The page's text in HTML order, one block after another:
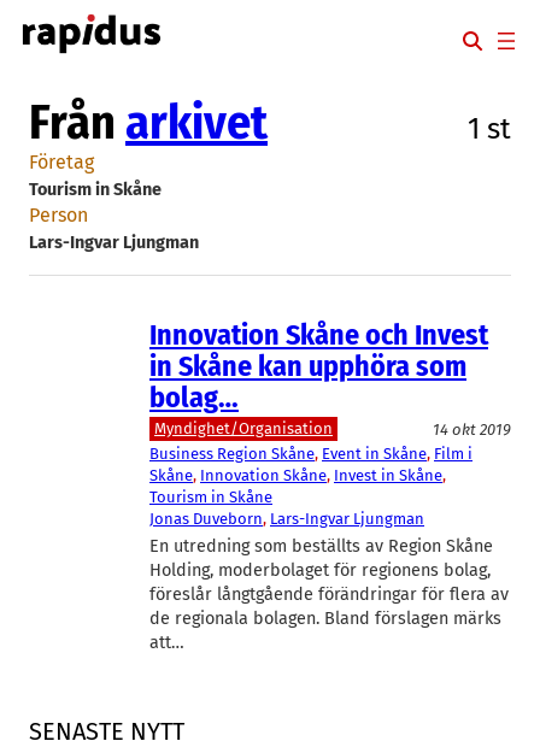
Hoppa
till
SENASTE NYTT
Från arkivet 1 st
Företag
Tourism in Skåne
Person
Lars-Ingvar Ljungman
Innovation Skåne och Invest
in Skåne kan upphöra som
bolag…
Myndighet/Organisation
14 okt 2019
Business Region Skåne, Event in Skåne, Film i
Skåne, Innovation Skåne, Invest in Skåne
Tourism in Skåne
Jonas Duveborn, Lars-Ingvar Ljungman
En utredning som beställts av Region Skåne
Holding, moderbolaget för regionens bolag,
föreslår långtgående förändringar för flera av
de regionala bolagen. Bland förslagen märks
att…